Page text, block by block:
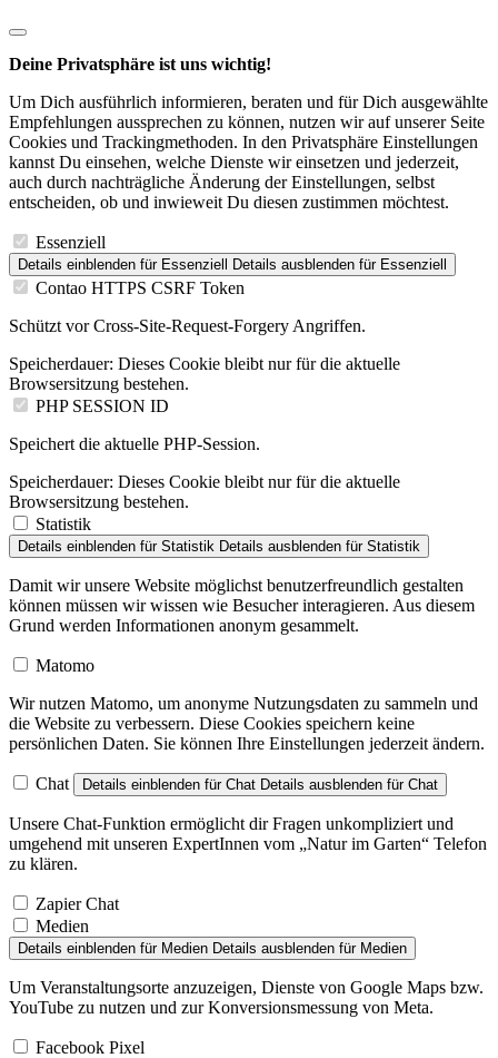
Deine Privatsphäre ist uns wichtig!
Um Dich ausführlich informieren, beraten und für Dich ausgewählte
Empfehlungen aussprechen zu können, nutzen wir auf unserer Seite
Cookies und Trackingmethoden. In den Privatsphäre Einstellungen
kannst Du einsehen, welche Dienste wir einsetzen und jederzeit,
auch durch nachträgliche Änderung der Einstellungen, selbst
entscheiden, ob und inwieweit Du diesen zustimmen möchtest.
Essenziell
Details einblenden für Essenziell Details ausblenden für Essenziell
Contao HTTPS CSRF Token
Schützt vor Cross-Site-Request-Forgery Angriffen.
Speicherdauer: Dieses Cookie bleibt nur für die aktuelle
Browsersitzung bestehen.
PHP SESSION ID
Speichert die aktuelle PHP-Session.
Speicherdauer: Dieses Cookie bleibt nur für die aktuelle
Browsersitzung bestehen.
Statistik
Details einblenden für Statistik Details ausblenden für Statistik
Damit wir unsere Website möglichst benutzerfreundlich gestalten
können müssen wir wissen wie Besucher interagieren. Aus diesem
Grund werden Informationen anonym gesammelt.
Matomo
Wir nutzen Matomo, um anonyme Nutzungsdaten zu sammeln und
die Website zu verbessern. Diese Cookies speichern keine
persönlichen Daten. Sie können Ihre Einstellungen jederzeit ändern.
Chat Details einblenden für Chat Details ausblenden für Chat
Unsere Chat-Funktion ermöglicht dir Fragen unkompliziert und
umgehend mit unseren ExpertInnen vom „Natur im Garten“ Telefon
zu klären.
Zapier Chat
Medien
Details einblenden für Medien Details ausblenden für Medien
Um Veranstaltungsorte anzuzeigen, Dienste von Google Maps bzw.
YouTube zu nutzen und zur Konversionsmessung von Meta.
Facebook Pixel